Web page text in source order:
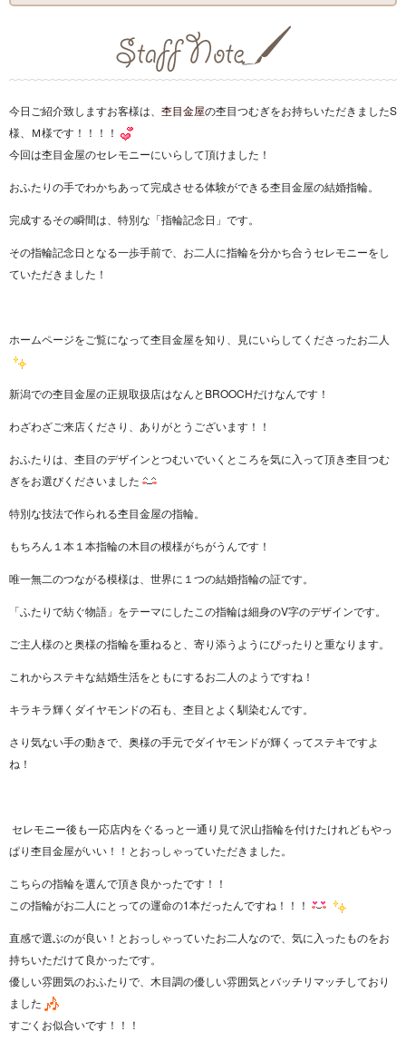
今日ご紹介致しますお客様は、 杢目金屋の杢目つむぎをお持ちいただきましたS
様、Ｍ様です！！！！
今回は杢目金屋のセレモニーにいらして頂けました！
おふたりの手でわかちあって完成させる体験ができる杢目金屋の結婚指輪。
完成するその瞬間は、特別な「指輪記念日」です。
その指輪記念日となる一歩手前で、お二人に指輪を分かち合うセレモニーをし
ていただきました！
ホームページをご覧になって杢目金屋を知り、見にいらしてくださったお二人
新潟での杢目金屋の正規取扱店はなんとBROOCHだけなんです！
わざわざご来店くださり、ありがとうございます！！
おふたりは、杢目のデザインとつむいでいくところを気に入って頂き杢目つむ
ぎをお選びくださいました
特別な技法で作られる杢目金屋の指輪。
もちろん１本１本指輪の木目の模様がちがうんです！
唯一無二のつながる模様は、世界に１つの結婚指輪の証です。
「ふたりで紡ぐ物語」をテーマにしたこの指輪は細身のV字のデザインです。
ご主人様のと奥様の指輪を重ねると、寄り添うようにぴったりと重なります。
これからステキな結婚生活をともにするお二人のようですね！
キラキラ輝くダイヤモンドの石も、杢目とよく馴染むんです。
さり気ない手の動きで、奥様の手元でダイヤモンドが輝くってステキですよ
ね！
セレモニー後も一応店内をぐるっと一通り見て沢山指輪を付けたけれどもやっ
ぱり杢目金屋がいい！！とおっしゃっていただきました。
こちらの指輪を選んで頂き良かったです！！
この指輪がお二人にとっての運命の1本だったんですね！！！
直感で選ぶのが良い！とおっしゃっていたお二人なので、気に入ったものをお
持ちいただけて良かったです。
優しい雰囲気のおふたりで、木目調の優しい雰囲気とバッチリマッチしており
ました
すごくお似合いです！！！